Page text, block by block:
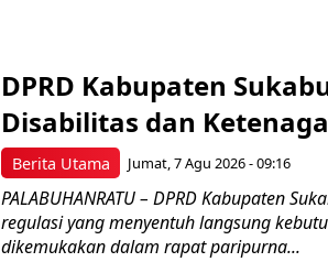
Berita Utama
DPRD Kabupaten
Disabilitas dan
Jumat, 7 Agu 2026 - 09:16
PALABUHANRATU – DPRD Kabupaten
regulasi yang menyentuh langsung
dikemukakan dalam rapat paripurna...